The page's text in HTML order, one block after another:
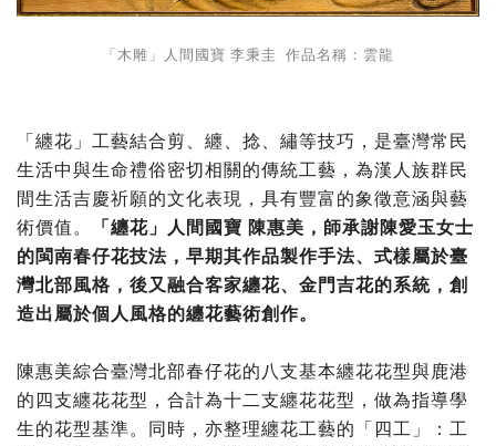
「木雕」人間國寶 李秉圭 作品名稱：雲龍
「纏花」工藝結合剪、纏、捻、繡等技巧，是臺灣常民
生活中與生命禮俗密切相關的傳統工藝，為漢人族群民
間生活吉慶祈願的文化表現，具有豐富的象徵意涵與藝
術價值。
「纏花」人間國寶 陳惠美，師承謝陳愛玉女士
的閩南春仔花技法，早期其作品製作手法、式樣屬於臺
灣北部風格，後又融合客家纏花、金門吉花的系統，創
造出屬於個人風格的纏花藝術創作。
陳惠美綜合臺灣北部春仔花的八支基本纏花花型與鹿港
的四支纏花花型，合計為十二支纏花花型，做為指導學
生的花型基準。同時，亦整理纏花工藝的「四工」：工